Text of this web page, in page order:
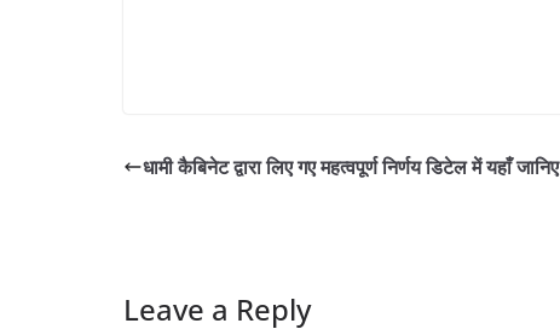
धामी कैबिनेट द्वारा लिए गए महत्वपूर्ण निर्णय डिटेल में यहाँ जानिए
Leave a Reply